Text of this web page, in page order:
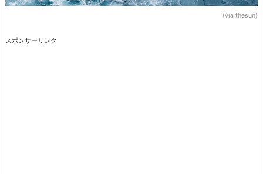
(via thesun)
スポンサーリンク